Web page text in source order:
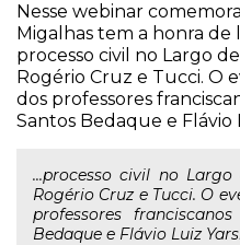
Nesse webinar
Migalhas tem a honra de
processo civil no Largo
Rogério Cruz e Tucci. O
dos professores
Santos Bedaque e Flávio
...processo civil no Largo
Rogério Cruz e Tucci. O
professores
Bedaque e Flávio Luiz